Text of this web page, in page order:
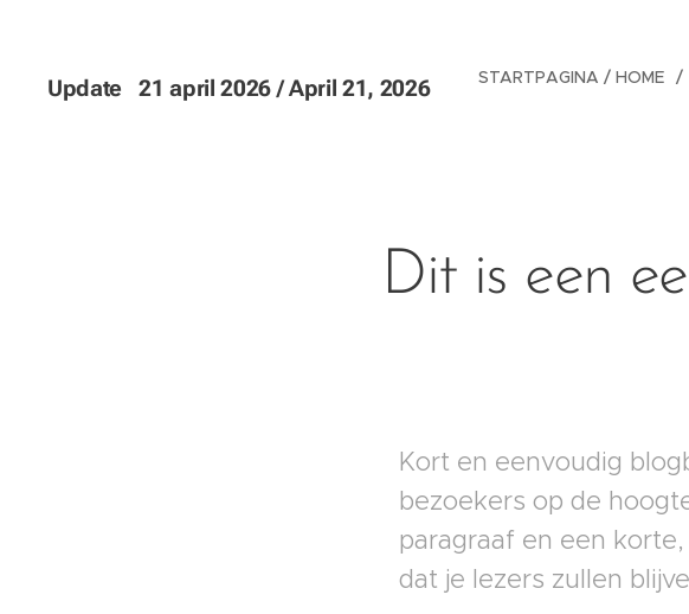
Update 21 april 2026 / April 21, 2026 STARTPAGINA / HOME
Dit is een
Kort en eenvoudig
bezoekers op de
paragraaf en een
dat je lezers zullen